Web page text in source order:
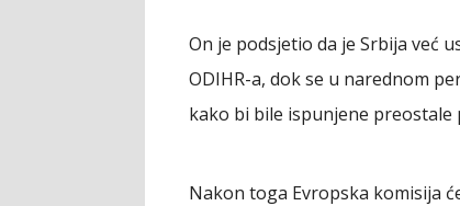
On je podsjetio da je Srbija već
ODIHR-a, dok se u narednom
kako bi bile ispunjene preostale
Nakon toga Evropska komisija